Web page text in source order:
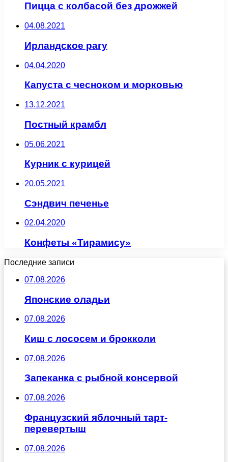
Пицца с колбасой без дрожжей
04.08.2021
Ирландское рагу
04.04.2020
Капуста с чесноком и морковью
13.12.2021
Постный крамбл
05.06.2021
Курник с курицей
20.05.2021
Сэндвич печенье
02.04.2020
Конфеты «Тирамису»
Последние записи
07.08.2026
Японские оладьи
07.08.2026
Киш с лососем и брокколи
07.08.2026
Запеканка с рыбной консервой
07.08.2026
Французский яблочный тарт-
перевертыш
07.08.2026